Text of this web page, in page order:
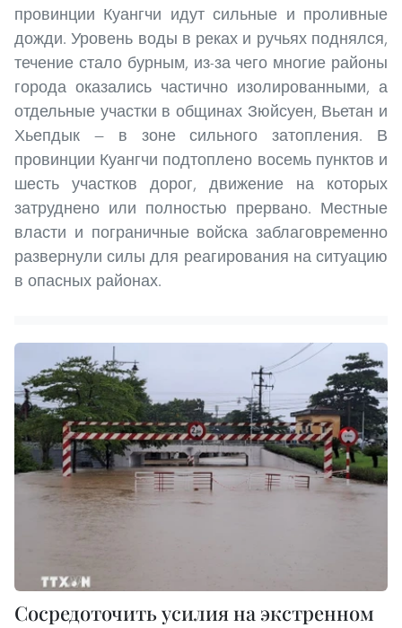
провинции Куангчи идут сильные и проливные
дожди. Уровень воды в реках и ручьях поднялся,
течение стало бурным, из-за чего многие районы
города оказались частично изолированными, а
отдельные участки в общинах Зюйсуен, Вьетан и
Хьепдык — в зоне сильного затопления. В
провинции Куангчи подтоплено восемь пунктов и
шесть участков дорог, движение на которых
затруднено или полностью прервано. Местные
власти и пограничные войска заблаговременно
развернули силы для реагирования на ситуацию
в опасных районах.
Сосредоточить усилия на экстренном